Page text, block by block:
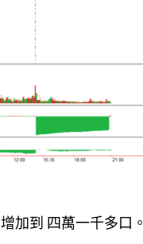
加到 四萬一千多口